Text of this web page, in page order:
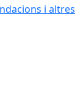
i altres